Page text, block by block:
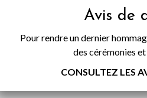
Avis de
Pour rendre un dernier
des cérémonies
CONSULTEZ LES